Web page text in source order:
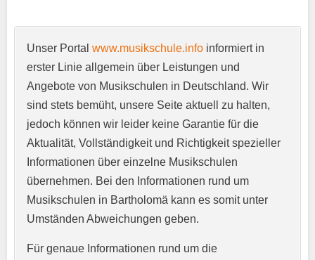
Anschrift
E-Mail-Adresse*
Unser Portal www.musikschule.info informiert in
erster Linie allgemein über Leistungen und
Angebote von Musikschulen in Deutschland. Wir
sind stets bemüht, unsere Seite aktuell zu halten,
jedoch können wir leider keine Garantie für die
Aktualität, Vollständigkeit und Richtigkeit spezieller
Informationen über einzelne Musikschulen
übernehmen. Bei den Informationen rund um
Musikschulen in Bartholomä kann es somit unter
Umständen Abweichungen geben.
Für genaue Informationen rund um die